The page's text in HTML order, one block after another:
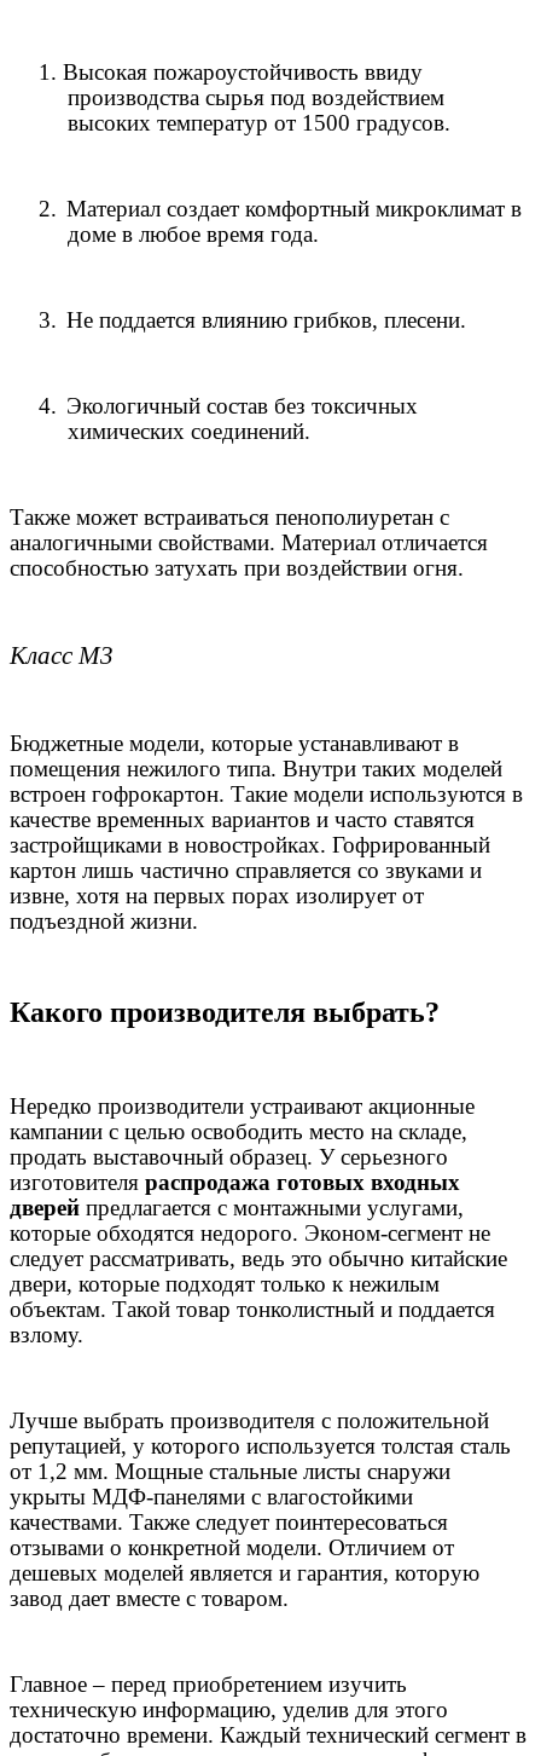
1. Высокая пожароустойчивость ввиду
производства сырья под воздействием
высоких температур от 1500 градусов.
2. Материал создает комфортный микроклимат в
доме в любое время года.
3. Не поддается влиянию грибков, плесени.
4. Экологичный состав без токсичных
химических соединений.
Также может встраиваться пенополиуретан с
аналогичными свойствами. Материал отличается
способностью затухать при воздействии огня.
Класс М3
Бюджетные модели, которые устанавливают в
помещения нежилого типа. Внутри таких моделей
встроен гофрокартон. Такие модели используются в
качестве временных вариантов и часто ставятся
застройщиками в новостройках. Гофрированный
картон лишь частично справляется со звуками и
извне, хотя на первых порах изолирует от
подъездной жизни.
Какого производителя выбрать?
Нередко производители устраивают акционные
кампании с целью освободить место на складе,
продать выставочный образец. У серьезного
изготовителя распродажа готовых входных
дверей предлагается с монтажными услугами,
которые обходятся недорого. Эконом-сегмент не
следует рассматривать, ведь это обычно китайские
двери, которые подходят только к нежилым
объектам. Такой товар тонколистный и поддается
взлому.
Лучше выбрать производителя с положительной
репутацией, у которого используется толстая сталь
от 1,2 мм. Мощные стальные листы снаружи
укрыты МДФ-панелями с влагостойкими
качествами. Также следует поинтересоваться
отзывами о конкретной модели. Отличием от
дешевых моделей является и гарантия, которую
завод дает вместе с товаром.
Главное – перед приобретением изучить
техническую информацию, уделив для этого
достаточно времени. Каждый технический сегмент в